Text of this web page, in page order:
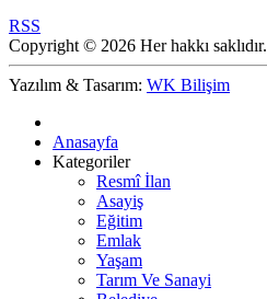
RSS
Copyright © 2026 Her hakkı saklıdır.
Yazılım & Tasarım: WK Bilişim
Anasayfa
Kategoriler
Resmî İlan
Asayiş
Eğitim
Emlak
Yaşam
Tarım Ve Sanayi